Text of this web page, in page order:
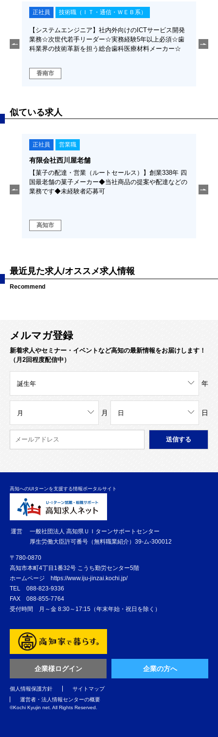
ービス開発
以上必須☆歯
メーカー☆
正社員 技術職（素材・化学・医薬・食品系）
【金属材料の研究開発】金属や合金に関する研究開発☆
次世代リーダー☆金属系専攻大卒以上 必須☆歯科業界
の技術革新を担う総合歯科医療材料メーカー☆
似ている求人
ールス）】創業338年 四
商品の提案や配達などの
【技術営業】未経験者応募可◆年齢制限：
存取引先への対応が中心◆当社鉄製品の新
積・受注対応など営業及び一部事務作業◆
最近見た求人/オススメ求人情報
Recommend
メルマガ登録
新着求人やセミナー・イベントなど高知の最新情報をお届けします！
（月2回程度配信中）
年
月 日
高知へのUIターンを支援する情報ポータルサイト
運営
一般社団法人 高知県ＵＩターンサポートセンター
厚生労働大臣許可番号（無料職業紹介）39-ム-300012
〒780-0870
高知市本町4丁目1番32号 こうち勤労センター5階
ホームページ https://www.iju-jinzai.kochi.jp/
TEL 088-823-9336
FAX 088-855-7764
受付時間 月～金 8:30～17:15（年末年始・祝日を除く）
企業様ログイン 企業の方へ
個人情報保護方針
サイトマップ
運営者・法人情報センターの概要
©️Kochi Kyujin net. All Rights Reserved.